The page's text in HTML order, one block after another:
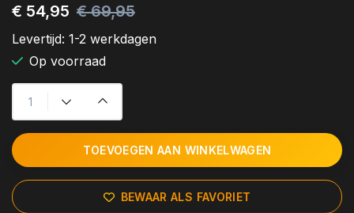
€ 54,95 € 69,95
Levertijd: 1-2 werkdagen
Op voorraad
TOEVOEGEN AAN WINKELWAGEN
BEWAAR ALS FAVORIET